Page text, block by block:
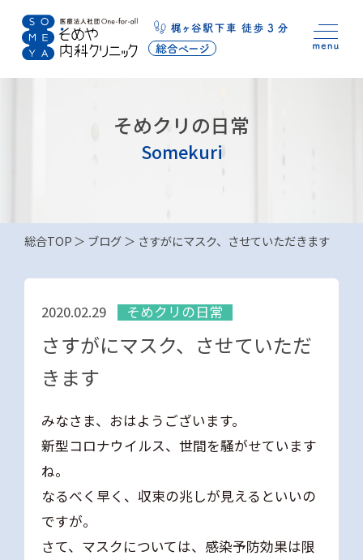
そめクリの日常
Somekuri
総合TOP ブログ さすがにマスク、させていただきます
2020.02.29 そめクリの日常
さすがにマスク、させていただ
きます
みなさま、おはようございます。
新型コロナウイルス、世間を騒がせています
ね。
なるべく早く、収束の兆しが見えるといいの
ですが。
さて、マスクについては、感染予防効果は限